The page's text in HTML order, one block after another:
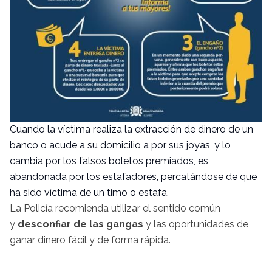
Cuando la víctima realiza la extracción de dinero de un
banco o acude a su domicilio a por sus joyas, y lo
cambia por los falsos boletos premiados, es
abandonada por los estafadores, percatándose de que
ha sido víctima de un timo o estafa.
La Policía recomienda utilizar el sentido común
y desconfiar de las gangas y las oportunidades de
ganar dinero fácil y de forma rápida.